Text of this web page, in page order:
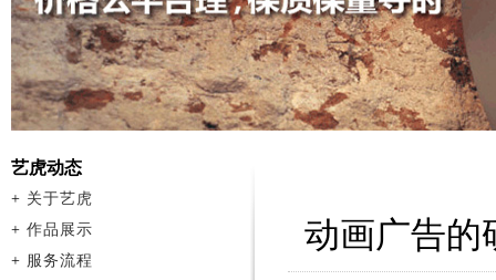
动画广告的
艺虎动态
+ 关于艺虎
+ 作品展示
+ 服务流程